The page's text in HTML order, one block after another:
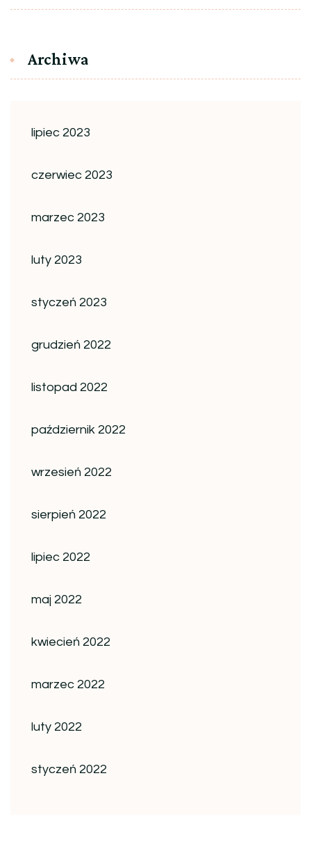
Archiwa
lipiec 2023
czerwiec 2023
marzec 2023
luty 2023
styczeń 2023
grudzień 2022
listopad 2022
październik 2022
wrzesień 2022
sierpień 2022
lipiec 2022
maj 2022
kwiecień 2022
marzec 2022
luty 2022
styczeń 2022